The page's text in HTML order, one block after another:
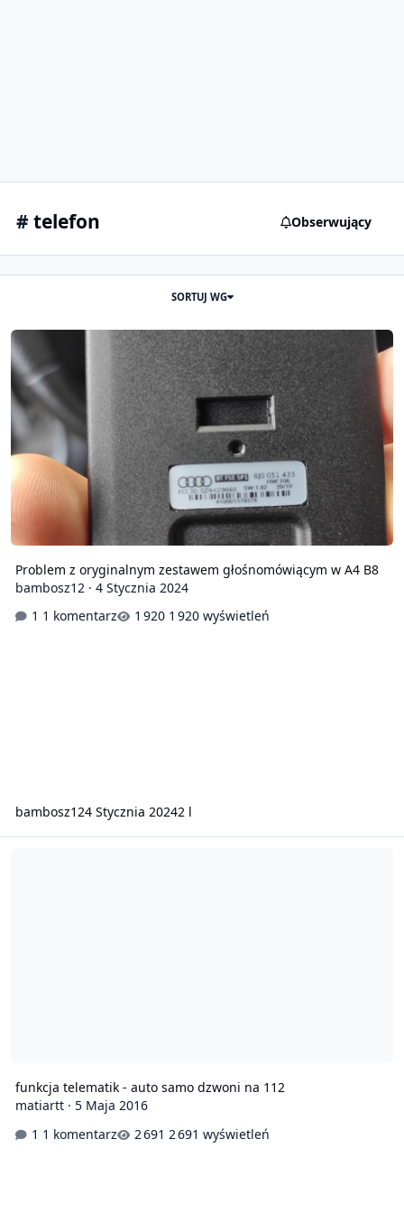
#telefon Obserwujący
SORTUJ WG
Problem z oryginalnym zestawem głośnomówiącym w A4 B8
Problem z oryginalnym zestawem głośnomówiącym w A4 B8
bambosz12 · 4 Stycznia 2024
1 komentarz
1 920 wyświetleń
bambosz124 Stycznia 20242 l
funkcja telematik - auto samo dzwoni na 112
matiartt· 5 Maja 2016
1 komentarz
2 691 wyświetleń